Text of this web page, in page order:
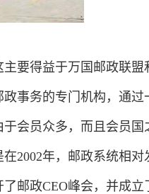
要得益于万国邮政联盟
事务的专门机构，通
会员众多，而且会员
2002年，邮政系统相对
邮政CEO峰会，并成